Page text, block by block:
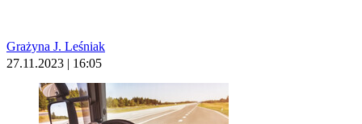
Grażyna J. Leśniak
27.11.2023 | 16:05